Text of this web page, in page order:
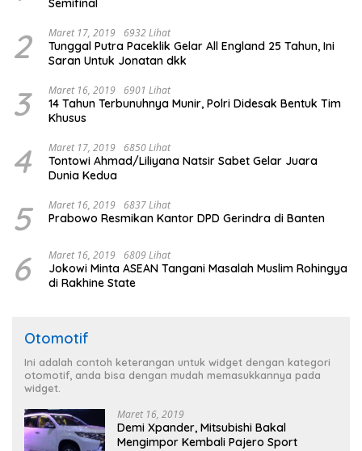
Semifinal
2 Maret 17, 2019 6932 Lihat
Tunggal Putra Paceklik Gelar All England 25 Tahun, Ini
Saran Untuk Jonatan dkk
3 Maret 16, 2019 6901 Lihat
14 Tahun Terbunuhnya Munir, Polri Didesak Bentuk Tim
Khusus
4 Maret 17, 2019 6850 Lihat
Tontowi Ahmad/Liliyana Natsir Sabet Gelar Juara
Dunia Kedua
5 Maret 16, 2019 6837 Lihat
Prabowo Resmikan Kantor DPD Gerindra di Banten
6 Maret 16, 2019 6809 Lihat
Jokowi Minta ASEAN Tangani Masalah Muslim Rohingya
di Rakhine State
Otomotif
Ini adalah contoh keterangan untuk widget dengan kategori
otomotif, anda bisa dengan mudah memasukkannya pada
widget.
Maret 16, 2019
Demi Xpander, Mitsubishi Bakal
Mengimpor Kembali Pajero Sport